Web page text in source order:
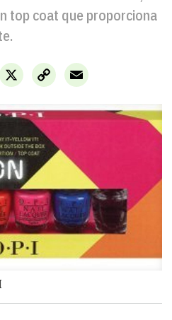
top coat que proporciona
X
Copy
Link
Email